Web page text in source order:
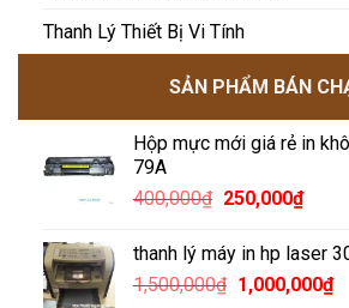
Thanh Lý Thiết Bị Vi Tính
SẢN PHẨM BÁN
Hộp mực mới giá rẻ in
79A
400,000₫ Giá
là:
400,000₫.
250,000₫Giá
tại
là:
thanh lý máy in hp laser
1,500,000₫ Giá
1,000,000₫Giá